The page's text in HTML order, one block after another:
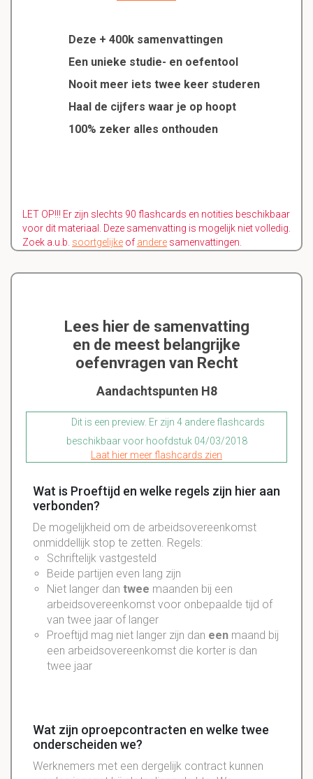
Deze + 400k samenvattingen
Een unieke studie- en oefentool
Nooit meer iets twee keer studeren
Haal de cijfers waar je op hoopt
100% zeker alles onthouden
LET OP!!! Er zijn slechts 90 flashcards en notities beschikbaar
voor dit materiaal. Deze samenvatting is mogelijk niet volledig.
Zoek a.u.b. soortgelijke of andere samenvattingen.
Lees hier de samenvatting
en de meest belangrijke
oefenvragen van Recht
Aandachtspunten H8
Dit is een preview. Er zijn 4 andere flashcards
beschikbaar voor hoofdstuk 04/03/2018
Laat hier meer flashcards zien
Wat is Proeftijd en welke regels zijn hier aan
verbonden?
De mogelijkheid om de arbeidsovereenkomst
onmiddellijk stop te zetten. Regels:
Schriftelijk vastgesteld
Beide partijen even lang zijn
Niet langer dan twee maanden bij een
arbeidsovereenkomst voor onbepaalde tijd of
van twee jaar of langer
Proeftijd mag niet langer zijn dan een maand bij
een arbeidsovereenkomst die korter is dan
twee jaar
Wat zijn oproepcontracten en welke twee
onderscheiden we?
Werknemers met een dergelijk contract kunnen